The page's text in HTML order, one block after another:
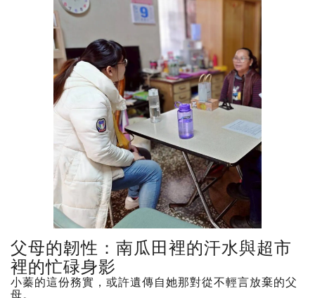
父母的韌性：南瓜田裡的汗水與超市
裡的忙碌身影
小蓁的這份務實，或許遺傳自她那對從不輕言放棄的父
母。